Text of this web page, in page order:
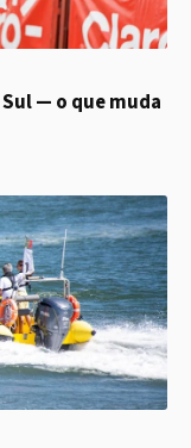
— o que muda